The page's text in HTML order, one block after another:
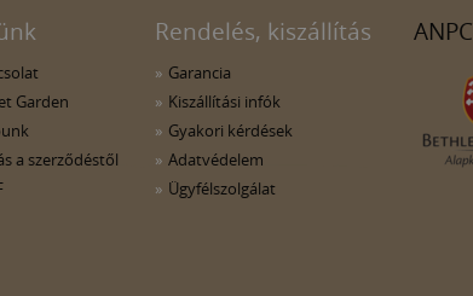
Garden
a szerződéstől
Rendelés, kiszállítás
Garancia
Kiszállítási infók
Gyakori kérdések
Adatvédelem
Ügyfélszolgálat
ANPC